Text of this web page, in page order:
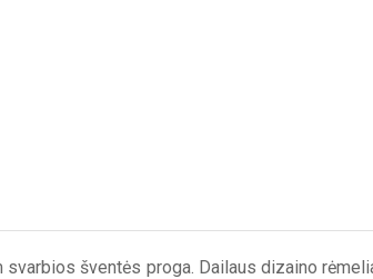
svarbios šventės proga. Dailaus dizaino